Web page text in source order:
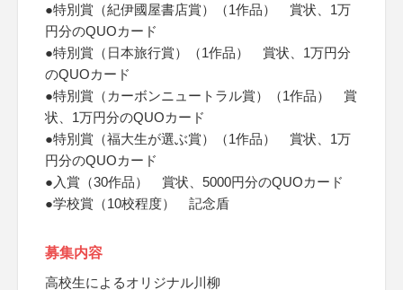
●特別賞（紀伊國屋書店賞）（1作品） 賞状、1万
円分のQUOカード
●特別賞（日本旅行賞）（1作品） 賞状、1万円分
のQUOカード
●特別賞（カーボンニュートラル賞）（1作品） 賞
状、1万円分のQUOカード
●特別賞（福大生が選ぶ賞）（1作品） 賞状、1万
円分のQUOカード
●入賞（30作品） 賞状、5000円分のQUOカード
●学校賞（10校程度） 記念盾
募集内容
高校生によるオリジナル川柳